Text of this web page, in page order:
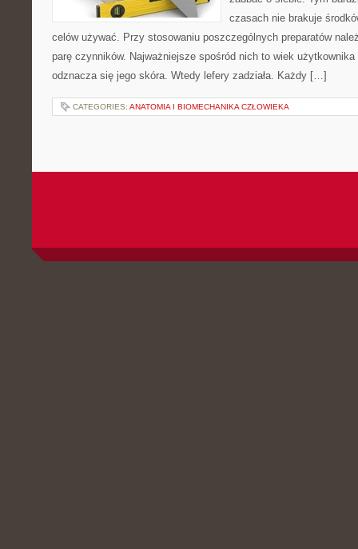
czasach nie brakuje
celów używać. Przy stosowaniu poszczególnych preparatów
parę czynników. Najważniejsze spośród nich to wiek użytkownika
odznacza się jego skóra. Wtedy lefery zadziała. Każdy […]
CATEGORIES: ANATOMIA I BIOMECHANIKA CZŁOWIEKA